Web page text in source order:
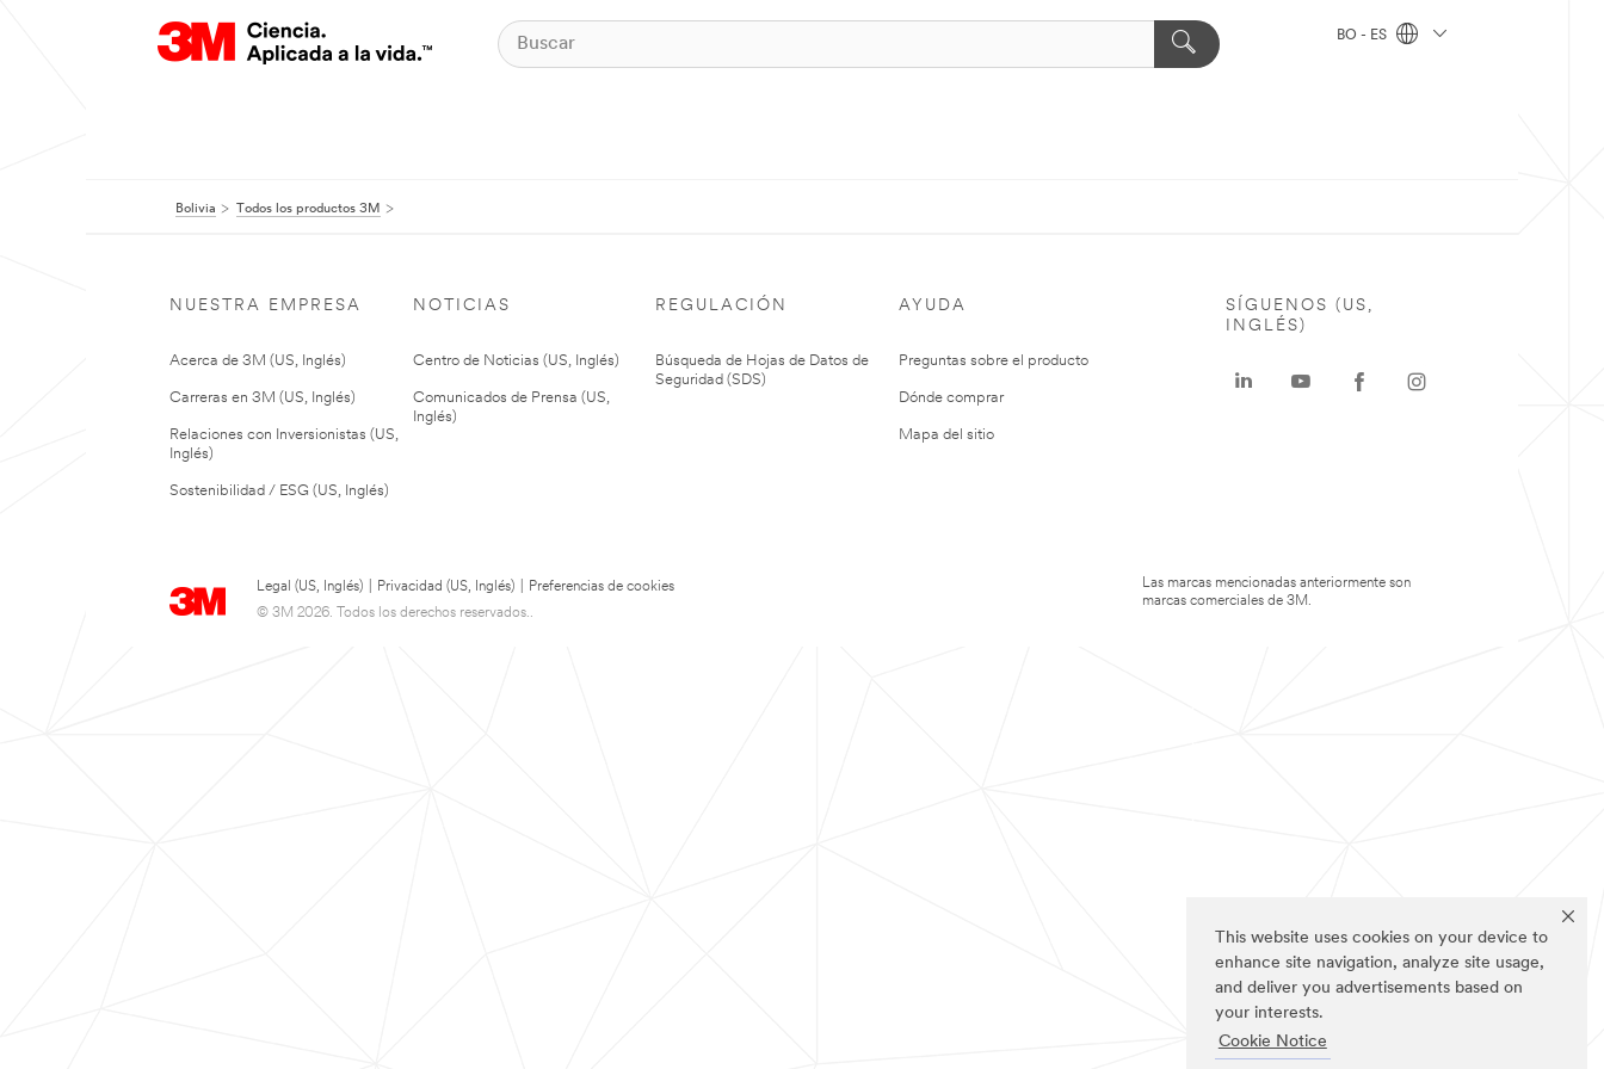
This website uses cookies on your device to
enhance site navigation, analyze site usage,
and deliver you advertisements based on
your interests.
Cookie Notice
BO - ES
Bolivia Todos los productos 3M
NUESTRA EMPRESA
Acerca de 3M (US, Inglés)
Carreras en 3M (US, Inglés)
Relaciones con Inversionistas (US,
Inglés)
Sostenibilidad / ESG (US, Inglés)
NOTICIAS
Centro de Noticias (US, Inglés)
Comunicados de Prensa (US,
Inglés)
REGULACIÓN
Búsqueda de Hojas de Datos de
Seguridad (SDS)
AYUDA
Preguntas sobre el producto
Dónde comprar
Mapa del sitio
Legal (US, Inglés) Privacidad (US, Inglés)
Preferencias de cookies
© 3M 2026. Todos los derechos reservados..
SÍGUENOS (US,
INGLÉS)
Las marcas mencionadas anteriormente son
marcas comerciales de 3M.